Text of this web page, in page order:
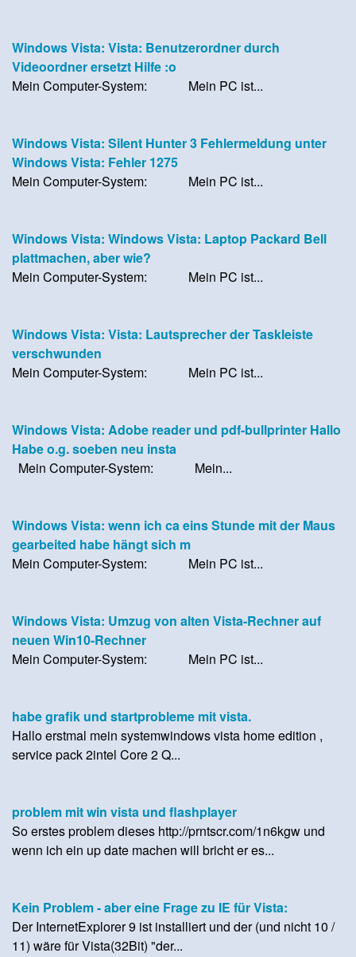
Windows Vista: Vista: Benutzerordner durch
Videoordner ersetzt Hilfe :o
Mein Computer-System: Mein PC ist...
Windows Vista: Silent Hunter 3 Fehlermeldung unter
Windows Vista: Fehler 1275
Mein Computer-System: Mein PC ist...
Windows Vista: Windows Vista: Laptop Packard Bell
plattmachen, aber wie?
Mein Computer-System: Mein PC ist...
Windows Vista: Vista: Lautsprecher der Taskleiste
verschwunden
Mein Computer-System: Mein PC ist...
Windows Vista: Adobe reader und pdf-bullprinter Hallo
Habe o.g. soeben neu insta
Mein Computer-System: Mein...
Windows Vista: wenn ich ca eins Stunde mit der Maus
gearbeited habe hängt sich m
Mein Computer-System: Mein PC ist...
Windows Vista: Umzug von alten Vista-Rechner auf
neuen Win10-Rechner
Mein Computer-System: Mein PC ist...
habe grafik und startprobleme mit vista.
Hallo erstmal mein systemwindows vista home edition ,
service pack 2intel Core 2 Q...
problem mit win vista und flashplayer
So erstes problem dieses http://prntscr.com/1n6kgw und
wenn ich ein up date machen will bricht er es...
Kein Problem - aber eine Frage zu IE für Vista:
Der InternetExplorer 9 ist installiert und der (und nicht 10 /
11) wäre für Vista(32Bit) "der...